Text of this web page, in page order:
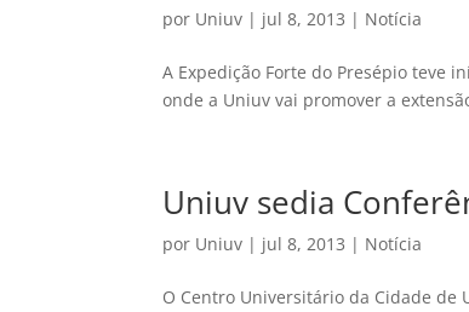
por Uniuv | jul 8, 2013 | Notícia
A Expedição Forte do Presépio teve
onde a Uniuv vai promover a
Uniuv sedia
por Uniuv | jul 8, 2013 | Notícia
O Centro Universitário da Cidade de